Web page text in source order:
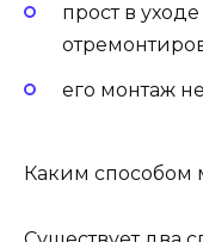
прост в
его монтаж
Каким способом